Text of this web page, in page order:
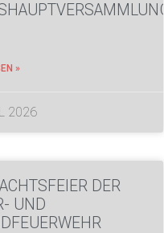
»
2026
DER
UND